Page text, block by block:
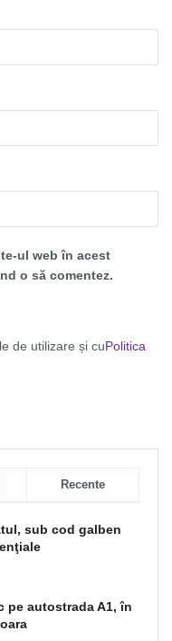
ul web în acest
o să comentez.
de utilizare și cuPolitica
Recente
sub cod galben
pe autostrada A1, în